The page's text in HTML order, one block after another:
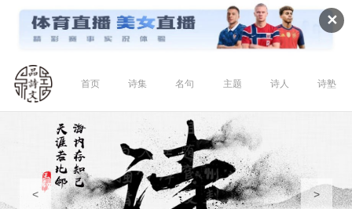
✕
首页 诗集 名句 主题 诗人 诗塾
< >